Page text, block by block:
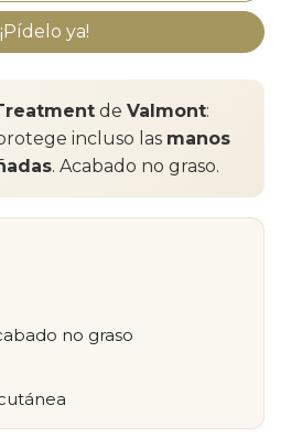
¡Pídelo ya!
de Valmont:
incluso las manos
. Acabado no graso.
no graso